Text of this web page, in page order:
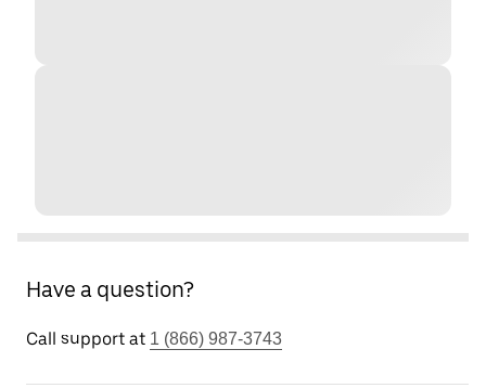
Have a question?
Call support at 1 (866) 987-3743